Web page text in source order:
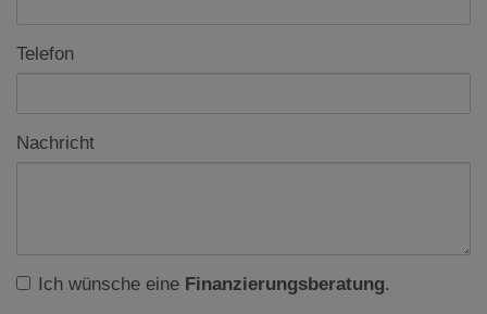
Telefon
Nachricht
Ich wünsche eine Finanzierungsberatung.